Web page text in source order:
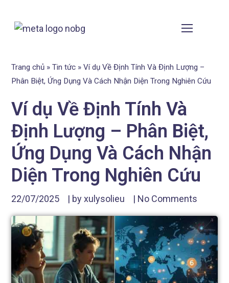
Trang chủ »Tin tức »Ví dụ Về Định Tính Và Định Lượng –
Phân Biệt, Ứng Dụng Và Cách Nhận Diện Trong Nghiên Cứu
Ví dụ Về Định Tính Và
Định Lượng – Phân Biệt,
Ứng Dụng Và Cách Nhận
Diện Trong Nghiên Cứu
22/07/2025 | byxulysolieu | No Comments